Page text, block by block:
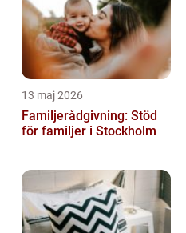
13 maj 2026
Familjerådgivning: Stöd
för familjer i Stockholm